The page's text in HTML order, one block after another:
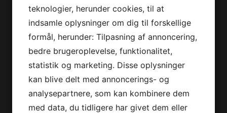
kapers, kartofler og brunet smør. Til livsnyderen har vi
Gateau Marcel, en delikat fransk chokoladekage, som er
små syndige mundfulde og indbegrebet af fransk
gastronomi. Er munden ikke allerede ved at løbe i vand,
kan du finde mere inspiration til dit arrangement i vores
menukort.
teknologier, herunder cookies, til at
indsamle oplysninger om dig til forskellige
formål, herunder: Tilpasning af annoncering,
bedre brugeroplevelse, funktionalitet,
statistik og marketing. Disse oplysninger
kan blive delt med annoncerings- og
analysepartnere, som kan kombinere dem
med data, du tidligere har givet dem eller